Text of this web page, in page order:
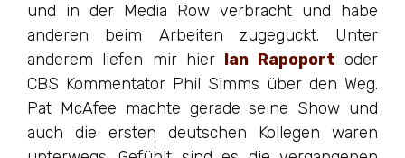
und in der Media Row verbracht und habe
anderen beim Arbeiten zugeguckt. Unter
anderem liefen mir hier Ian Rapoport oder
CBS Kommentator Phil Simms über den Weg.
Pat McAfee machte gerade seine Show und
auch die ersten deutschen Kollegen waren